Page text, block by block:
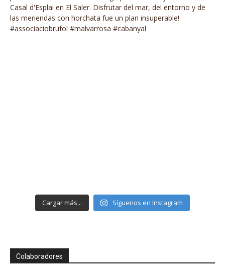
Cargar más... Síguenos en Instagram
Colaboradores